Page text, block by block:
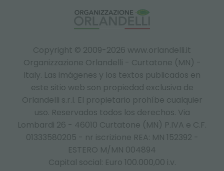
Copyright © 2009-2026 www.orlandelli.it
Organizzazione Orlandelli - Curtatone (MN) -
Italy. Las imágenes y los textos publicados en
este sitio web son propiedad exclusiva de
Orlandelli s.r.l. El propietario prohíbe cualquier
uso. Reservados todos los derechos. Via
Lombardi 26 - 46010 Curtatone (MN) P.IVA e C.F.
01333580205 - nr iscrizione REA: MN 152392 -
ESTERO M/MN 004894
Capital social: Euro 100.000,00 i.v.